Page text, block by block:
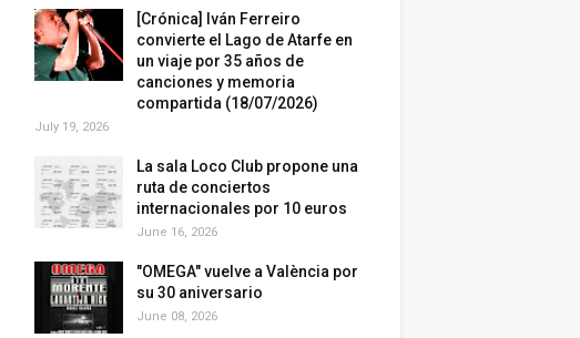
[Crónica] Iván Ferreiro
convierte el Lago de Atarfe en
un viaje por 35 años de
canciones y memoria
compartida (18/07/2026)
July 19, 2026
La sala Loco Club propone una
ruta de conciertos
internacionales por 10 euros
June 16, 2026
"OMEGA" vuelve a València por
su 30 aniversario
June 08, 2026